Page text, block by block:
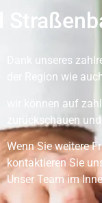
Dank unseres
der Region wie
wir können auf
zurückschauen
Wenn Sie weitere
kontaktieren Sie
Unser Team im